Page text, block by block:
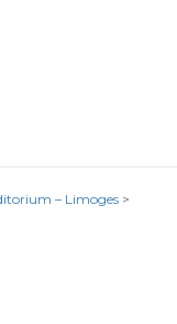
– Limoges >